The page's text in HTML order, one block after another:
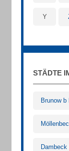
Y
STÄDTE
Brunow b